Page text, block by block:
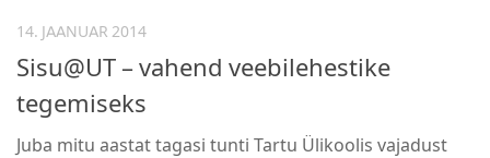
14. JAANUAR 2014
Sisu@UT – vahend veebilehestike
tegemiseks
Juba mitu aastat tagasi tunti Tartu Ülikoolis vajadust